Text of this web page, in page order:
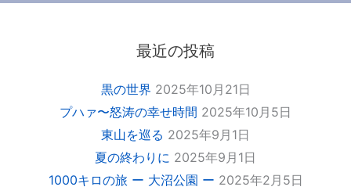
最近の投稿
黒の世界 2025年10月21日
プハァ〜怒涛の幸せ時間 2025年10月5日
東山を巡る 2025年9月1日
夏の終わりに 2025年9月1日
1000キロの旅 ー 大沼公園 ー 2025年2月5日